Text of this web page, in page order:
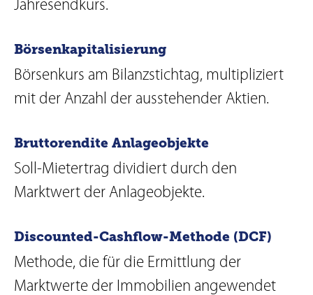
Jahresendkurs.
Börsenkapitalisierung
Börsenkurs am Bilanzstichtag, multipliziert
mit der Anzahl der ausstehender Aktien.
Bruttorendite Anlageobjekte
Soll-Mietertrag dividiert durch den
Marktwert der Anlageobjekte.
Discounted-Cashflow-Methode (DCF)
Methode, die für die Ermittlung der
Marktwerte der Immobilien angewendet